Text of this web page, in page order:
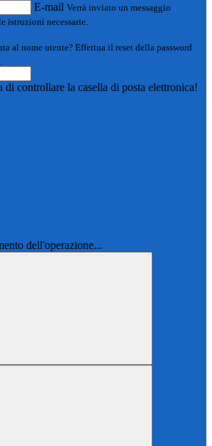
E-mail Verrà inviato un messaggio
istruzioni necessarie.
al nome utente? Effettua il reset della password
di controllare la casella di posta elettronica!
dell'operazione...